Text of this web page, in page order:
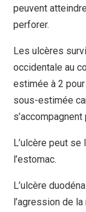
peuvent
perforer.
Les ulcères
occidentale au
estimée à 2
sous-estimée
L’ulcère peut
l’estomac.
L’ulcère
l’agression de